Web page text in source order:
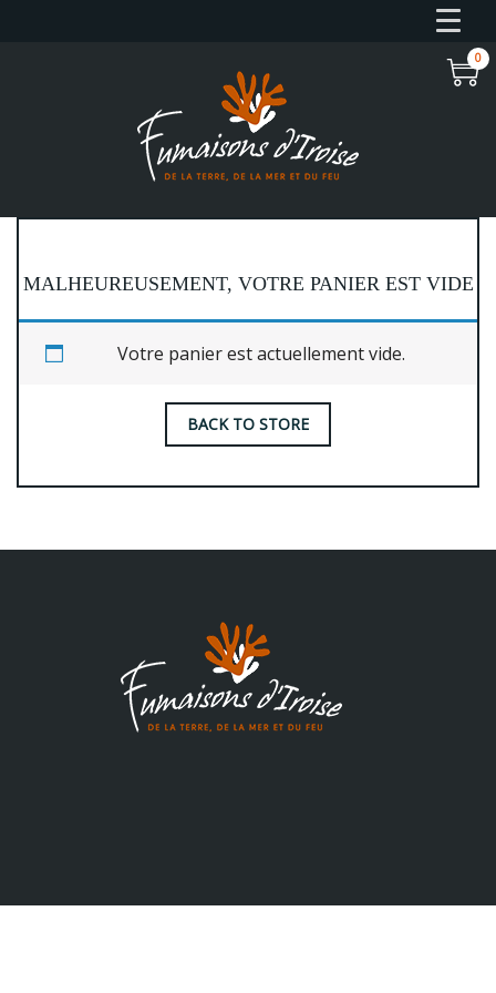
0
MALHEUREUSEMENT, VOTRE PANIER EST VIDE
Votre panier est actuellement vide.
BACK TO STORE